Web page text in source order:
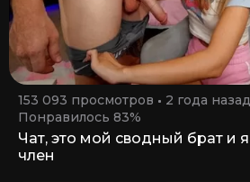
153 093 просмотров
2 года назад
Понравилось 83%
Чат, это мой сводный брат и
член